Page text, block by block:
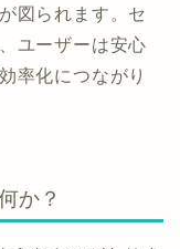
図られます。セ
ユーザーは安心
率化につながり
か？